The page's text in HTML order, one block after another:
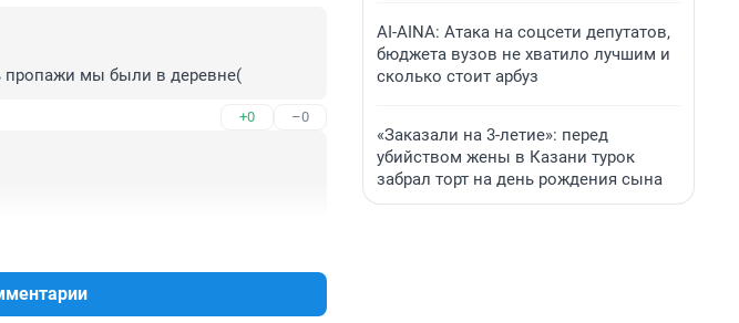
пропажи мы были в деревне(
+0 –0
AI-AINA: Атака на соцсети депутатов,
бюджета вузов не хватило лучшим и
сколько стоит арбуз
«Заказали на 3-летие»: перед
убийством жены в Казани турок
забрал торт на день рождения сына